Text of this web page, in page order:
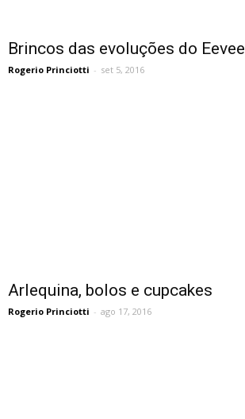
Brincos das evoluções do Eevee
Rogerio Princiotti - set 5, 2016
Arlequina, bolos e cupcakes
Rogerio Princiotti - ago 17, 2016